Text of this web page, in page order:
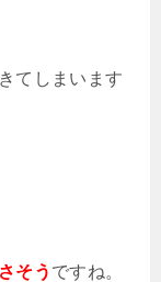
てしまいます
そう ですね。